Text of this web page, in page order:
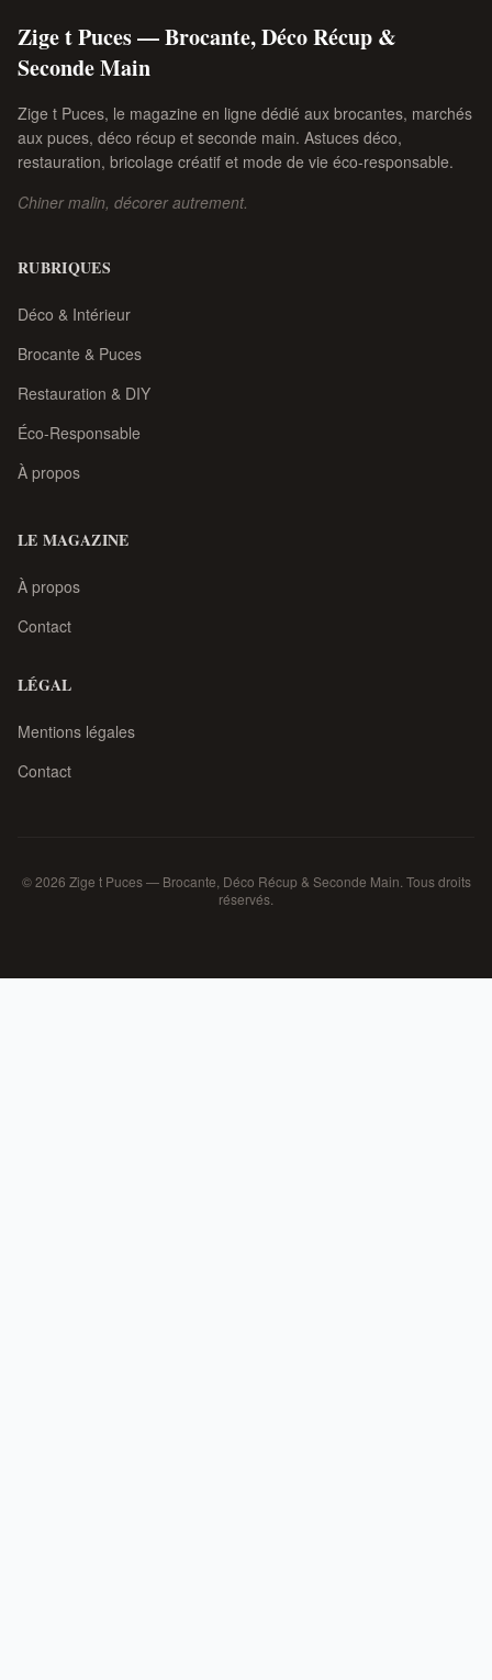
Zige t Puces — Brocante, Déco Récup &
Seconde Main
Zige t Puces, le magazine en ligne dédié aux brocantes, marchés
aux puces, déco récup et seconde main. Astuces déco,
restauration, bricolage créatif et mode de vie éco-responsable.
Chiner malin, décorer autrement.
RUBRIQUES
Déco & Intérieur
Brocante & Puces
Restauration & DIY
Éco-Responsable
À propos
LE MAGAZINE
À propos
Contact
LÉGAL
Mentions légales
Contact
© 2026 Zige t Puces — Brocante, Déco Récup & Seconde Main. Tous droits
réservés.